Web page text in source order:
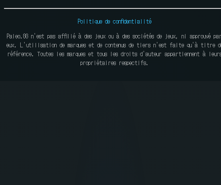
Paleo.GG n'est pas affilié à des jeux ou à des sociétés de jeux, ni approuvé
eux. L'utilisation de marques et de contenus de tiers n'est faite qu'à titre
référence. Toutes les marques et tous les droits d'auteur appartiennent à
propriétaires respectifs.
Politique de confidentialité